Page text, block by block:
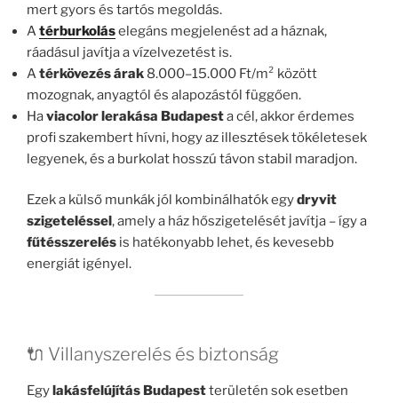
mert gyors és tartós megoldás.
Atérburkoláselegáns megjelenést ad a háznak,
ráadásul javítja a vízelvezetést is.
Atérkövezés árak 8.000–15.000 Ft/m² között
mozognak, anyagtól és alapozástól függően.
Haviacolor lerakása Budapesta cél, akkor érdemes
profi szakembert hívni, hogy az illesztések tökéletesek
legyenek, és a burkolat hosszú távon stabil maradjon.
Ezek a külső munkák jól kombinálhatók egydryvit
szigeteléssel , amely a ház hőszigetelését javítja – így a
fűtésszerelés is hatékonyabb lehet, és kevesebb
energiát igényel.
🔌 Villanyszerelés és biztonság
Egy lakásfelújítás Budapestterületén sok esetben